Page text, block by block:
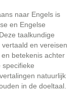
naar Engels is
en Engelse
taalkundige
en vereisen
betekenis achter
natuurlijk
in de doeltaal.